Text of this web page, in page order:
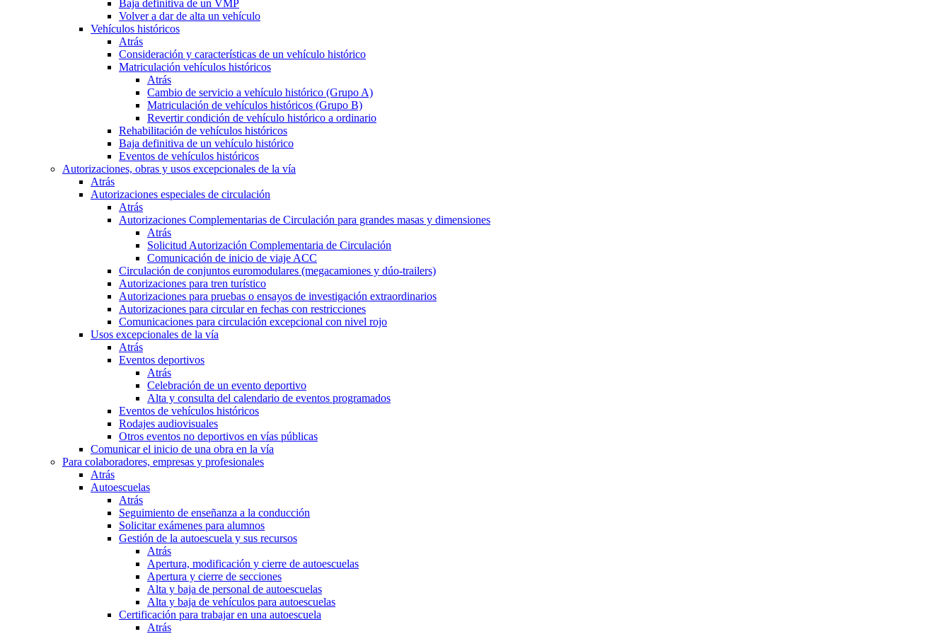
Baja definitiva de un VMP
Volver a dar de alta un vehículo
Vehículos históricos
Atrás
Consideración y características de un vehículo histórico
Matriculación vehículos históricos
Atrás
Cambio de servicio a vehículo histórico (Grupo A)
Matriculación de vehículos históricos (Grupo B)
Revertir condición de vehículo histórico a ordinario
Rehabilitación de vehículos históricos
Baja definitiva de un vehículo histórico
Eventos de vehículos históricos
Autorizaciones, obras y usos excepcionales de la vía
Atrás
Autorizaciones especiales de circulación
Atrás
Autorizaciones Complementarias de Circulación para grandes masas y dimensiones
Atrás
Solicitud Autorización Complementaria de Circulación
Comunicación de inicio de viaje ACC
Circulación de conjuntos euromodulares (megacamiones y dúo-trailers)
Autorizaciones para tren turístico
Autorizaciones para pruebas o ensayos de investigación extraordinarios
Autorizaciones para circular en fechas con restricciones
Comunicaciones para circulación excepcional con nivel rojo
Usos excepcionales de la vía
Atrás
Eventos deportivos
Atrás
Celebración de un evento deportivo
Alta y consulta del calendario de eventos programados
Eventos de vehículos históricos
Rodajes audiovisuales
Otros eventos no deportivos en vías públicas
Comunicar el inicio de una obra en la vía
Para colaboradores, empresas y profesionales
Atrás
Autoescuelas
Atrás
Seguimiento de enseñanza a la conducción
Solicitar exámenes para alumnos
Gestión de la autoescuela y sus recursos
Atrás
Apertura, modificación y cierre de autoescuelas
Apertura y cierre de secciones
Alta y baja de personal de autoescuelas
Alta y baja de vehículos para autoescuelas
Certificación para trabajar en una autoescuela
Atrás